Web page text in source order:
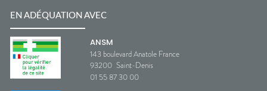
EN ADÉQUATION AVEC
ANSM
143 boulevard Anatole France
93200 Saint-Denis
01 55 87 30 00